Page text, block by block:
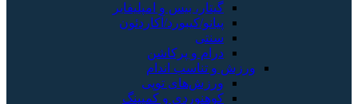
گیتار، بیس و امپلیفایر
پیانو/کیبورد/آکاردئون
سنتی
درام و پرکاشن
ورزش و تناسب اندام
ورزش‌های توپی
کوهنوردی و کمپینگ